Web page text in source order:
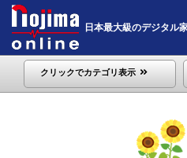
日本最大級のデジタル
クリックでカテゴリ表示